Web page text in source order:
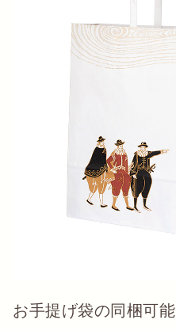
お手提げ袋の同梱可能